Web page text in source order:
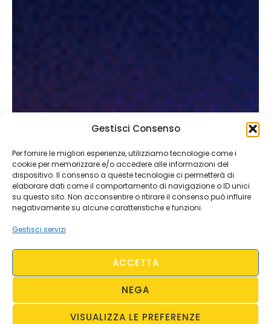
Gestisci Consenso
Per fornire le migliori esperienze, utilizziamo tecnologie come i
cookie per memorizzare e/o accedere alle informazioni del
dispositivo. Il consenso a queste tecnologie ci permetterà di
elaborare dati come il comportamento di navigazione o ID unici
su questo sito. Non acconsentire o ritirare il consenso può influire
negativamente su alcune caratteristiche e funzioni.
Gestisci servizi
ACCETTA
NEGA
VISUALIZZA LE PREFERENZE